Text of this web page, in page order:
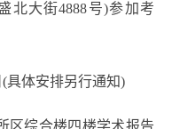
北大街4888号)参加考
体安排另行通知)
综合楼四楼学术报告